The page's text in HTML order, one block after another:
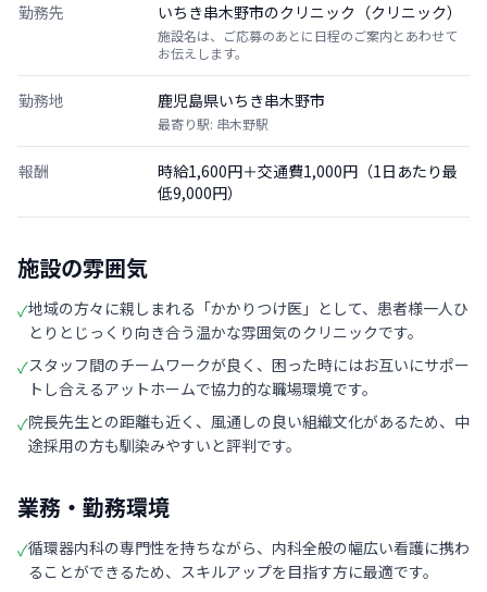
勤務先 いちき串木野市のクリニック（クリニック）
施設名は、ご応募のあとに日程のご案内とあわせて
お伝えします。
勤務地 鹿児島県いちき串木野市
最寄り駅: 串木野駅
報酬
時給1,600円＋交通費1,000円（1日あたり最
低9,000円）
施設の雰囲気
✓地域の方々に親しまれる「かかりつけ医」として、患者様一人ひ
とりとじっくり向き合う温かな雰囲気のクリニックです。
✓スタッフ間のチームワークが良く、困った時にはお互いにサポー
トし合えるアットホームで協力的な職場環境です。
✓院長先生との距離も近く、風通しの良い組織文化があるため、中
途採用の方も馴染みやすいと評判です。
業務・勤務環境
✓循環器内科の専門性を持ちながら、内科全般の幅広い看護に携わ
ることができるため、スキルアップを目指す方に最適です。